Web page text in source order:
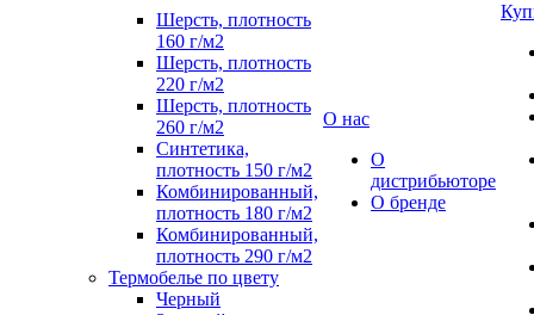
Шерсть, плотность
160 г/м2
Шерсть, плотность
220 г/м2
Шерсть, плотность
260 г/м2
Синтетика,
плотность 150 г/м2
Комбинированный,
плотность 180 г/м2
Комбинированный,
плотность 290 г/м2
Термобелье по цвету
Черный
О нас
О
дистрибьюторе
О бренде